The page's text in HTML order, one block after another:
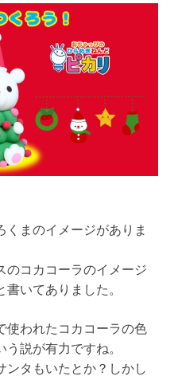
くまのイメージがありま
のコカコーラのイメージ
いてありました。
使われたコカコーラの色
説が有力ですね。
ンタもいたとか？しかし